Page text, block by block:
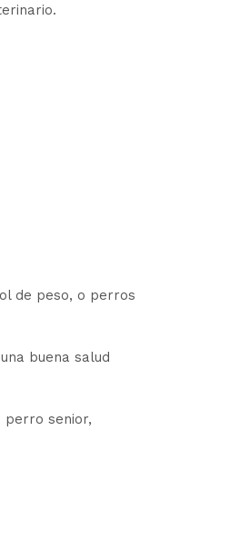
de peso, o perros
buena salud
perro senior,